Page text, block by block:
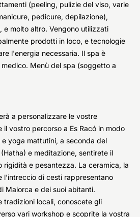
(peeling, pulizie del viso, varie
pedicure, depilazione),
e molto altro. Vengono utilizzati
prodotti in loco, e tecnologie
l'energia necessaria. Il spa è
Menù del spa (soggetto a
a personalizzare le vostre
vostro percorso a Es Racó in modo
yoga mattutini, a seconda del
e meditazione, sentirete il
rigidità e pesantezza. La ceramica, la
l'intreccio di cesti rappresentano
Maiorca e dei suoi abitanti.
tradizioni locali, conoscete gli
vari workshop e scoprite la vostra